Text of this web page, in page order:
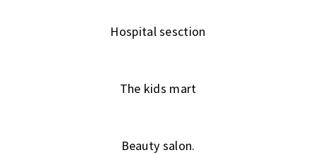
Hospital sesction
The kids mart
Beauty salon.